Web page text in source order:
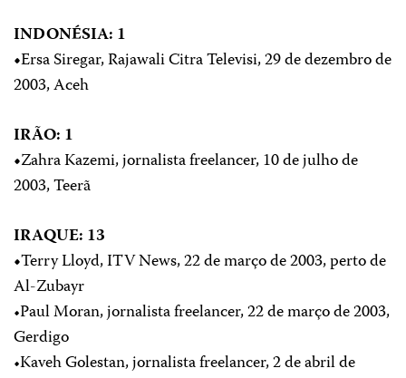
INDONÉSIA: 1
•Ersa Siregar, Rajawali Citra Televisi, 29 de dezembro de
2003, Aceh
IRÃO: 1
•Zahra Kazemi, jornalista freelancer, 10 de julho de
2003, Teerã
IRAQUE: 13
•Terry Lloyd, ITV News, 22 de março de 2003, perto de
Al-Zubayr
•Paul Moran, jornalista freelancer, 22 de março de 2003,
Gerdigo
•Kaveh Golestan, jornalista freelancer, 2 de abril de